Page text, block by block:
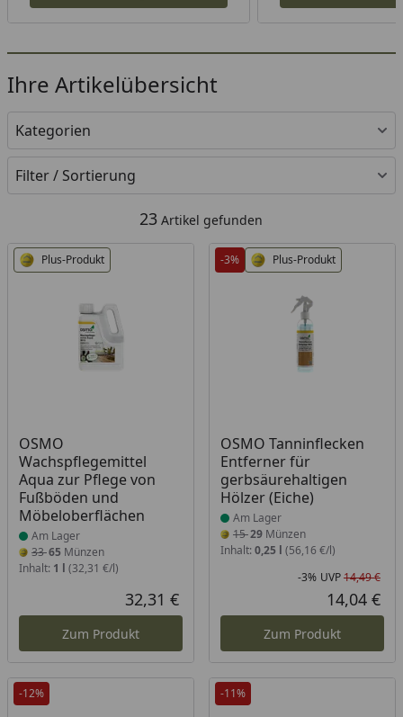
Ihre Artikelübersicht
Kategorien
Filter / Sortierung
23 Artikel gefunden
Plus-Produkt
OSMO
Wachspflegemittel
Aqua zur Pflege von
Fußböden und
Möbeloberflächen
Produkt am Lager
Am Lager
3365 Münzen
Inhalt: 1 l (32,31 €/l)
Aktueller Preis
32,31 €
Zum Produkt
-3% Plus-Produkt
OSMO Tanninflecken
Entferner für
gerbsäurehaltigen
Hölzer (Eiche)
Produkt am Lager
Am Lager
1529Münzen
Inhalt: 0,25 l (56,16 €/l)
-3% UVP14,49 €
14,04 €
Zum Produkt
-12% -11%